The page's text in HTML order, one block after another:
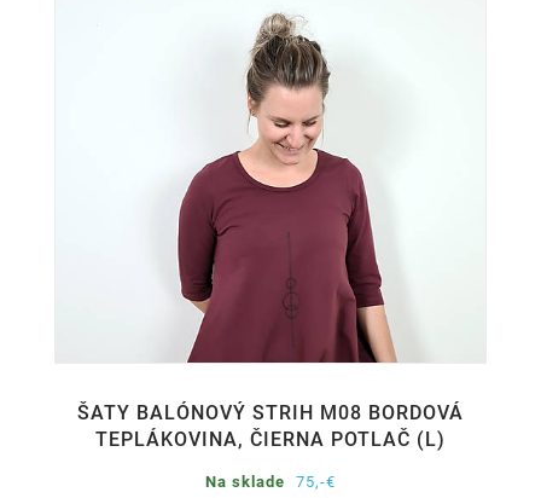
ŠATY BALÓNOVÝ STRIH M08 BORDOVÁ
TEPLÁKOVINA, ČIERNA POTLAČ (L)
Na sklade 75,-€